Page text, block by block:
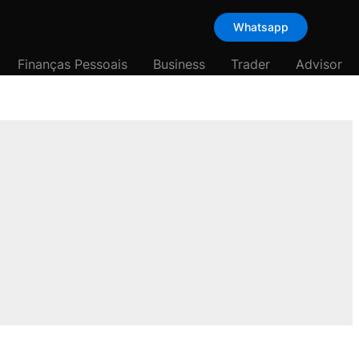
Whatsapp
Finanças Pessoais Business Trader Advisor